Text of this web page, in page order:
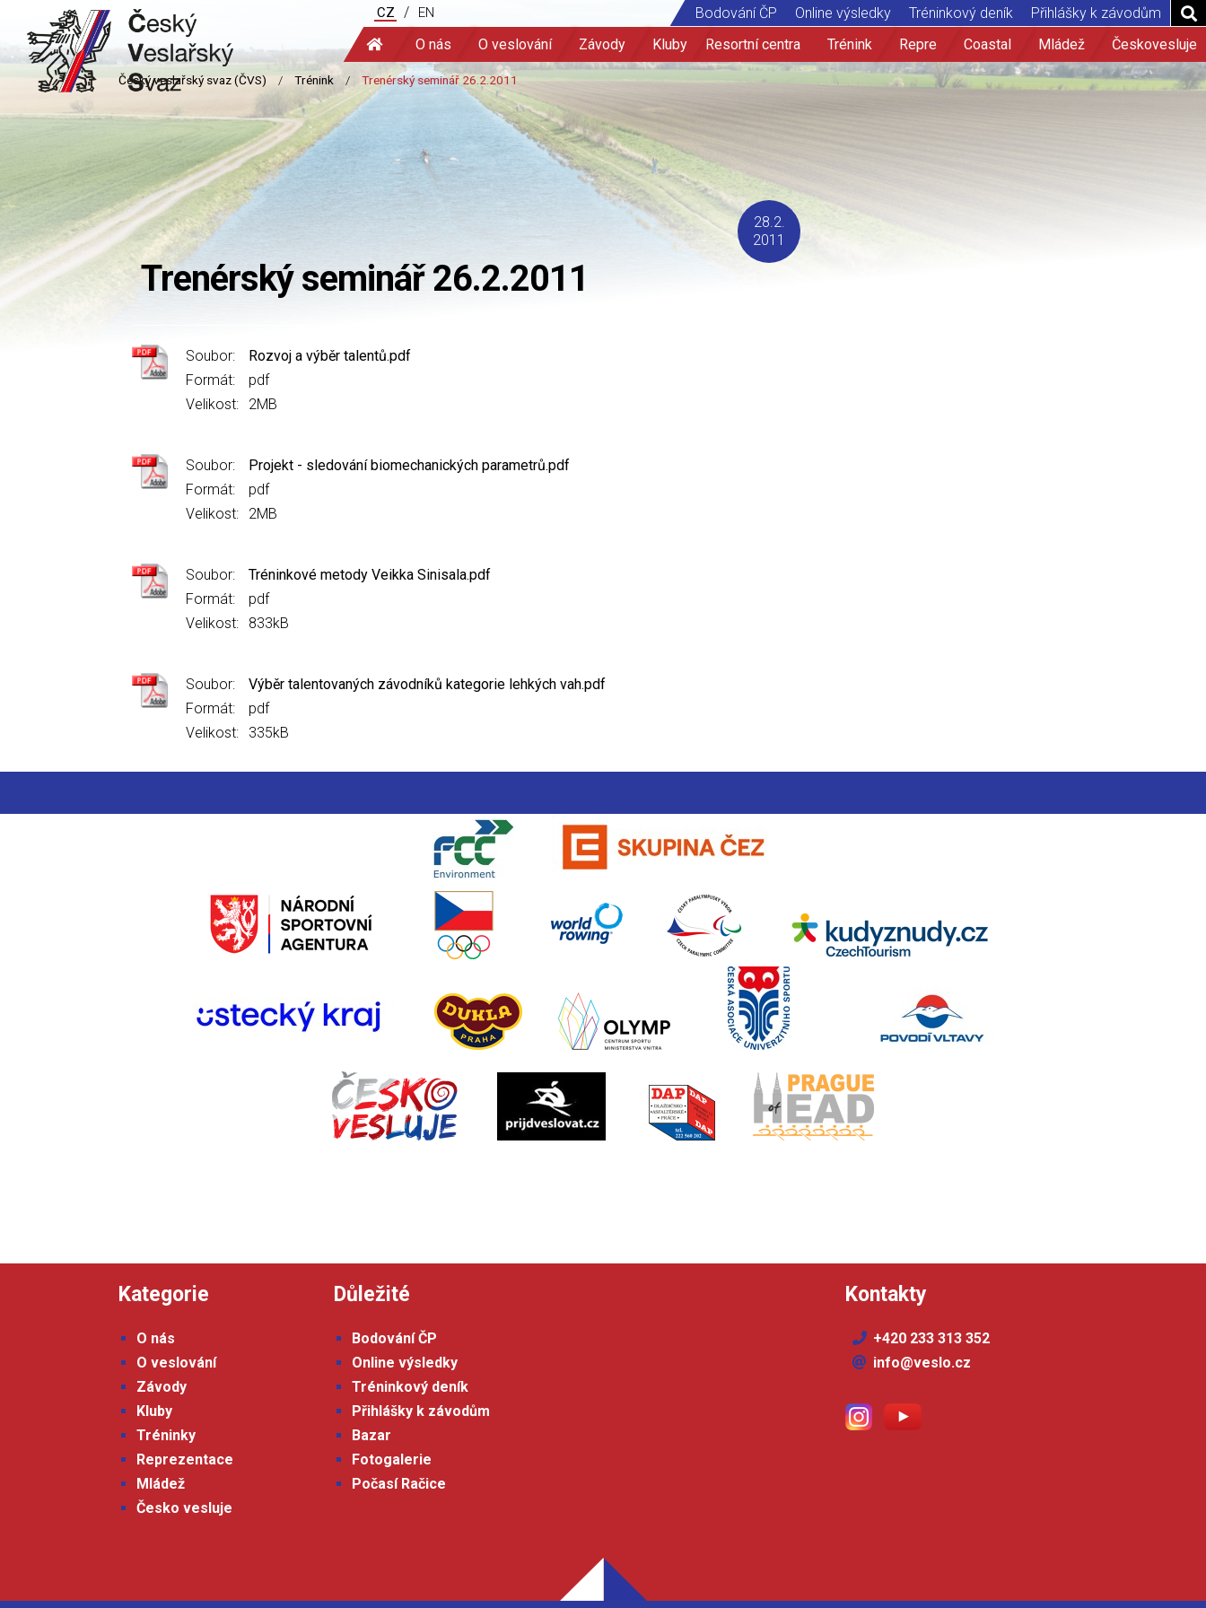
CZ / EN Bodování ČP Online výsledky Tréninkový deník
Přihlášky k závodům
O nás
O veslování Závody Kluby Resortní centra Trénink Repre Coastal Mládež Českovesluje
Trenérský seminář 26.2.2011
28.2.
2011
Soubor:
Rozvoj a výběr talentů.pdf
Formát:
pdf
Velikost:
2MB
Soubor:
Projekt - sledování biomechanických parametrů.pdf
Formát:
pdf
Velikost:
2MB
Soubor:
Tréninkové metody Veikka Sinisala.pdf
Formát:
pdf
Velikost:
833kB
Soubor:
Výběr talentovaných závodníků kategorie lehkých vah.pdf
Formát:
pdf
Velikost:
335kB
Kategorie
O nás
O veslování
Závody
Kluby
Tréninky
Reprezentace
Mládež
Česko vesluje
Důležité
Bodování ČP
Online výsledky
Tréninkový deník
Přihlášky k závodům
Bazar
Fotogalerie
Počasí Račice
Kontakty
+420 233 313 352
info@veslo.cz